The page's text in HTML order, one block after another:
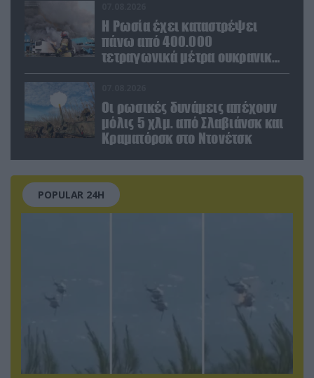
Η Ρωσία έχει καταστρέψει
πάνω από 400.000
τετραγωνικά μέτρα ουκρανικών
εγκαταστάσεων τον Ιούλιο
Οι ρωσικές δυνάμεις απέχουν
μόλις 5 χλμ. από Σλαβιάνσκ και
Κραματόρσκ στο Ντονέτσκ
POPULAR 24H